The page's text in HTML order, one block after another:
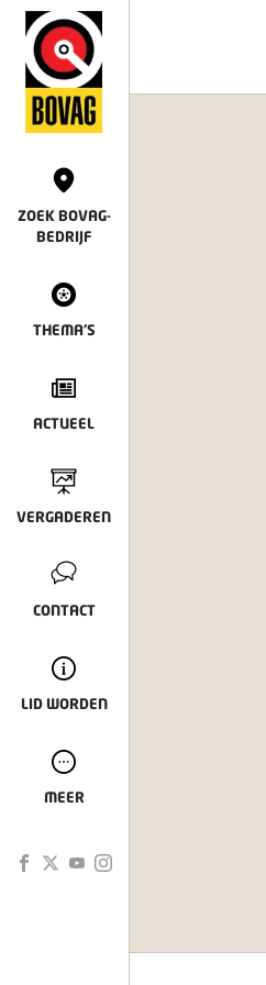
ZOEK BOVAG-
BEDRIJF
THEMA'S
ACTUEEL
VERGADEREN
CONTACT
LID WORDEN
MEER